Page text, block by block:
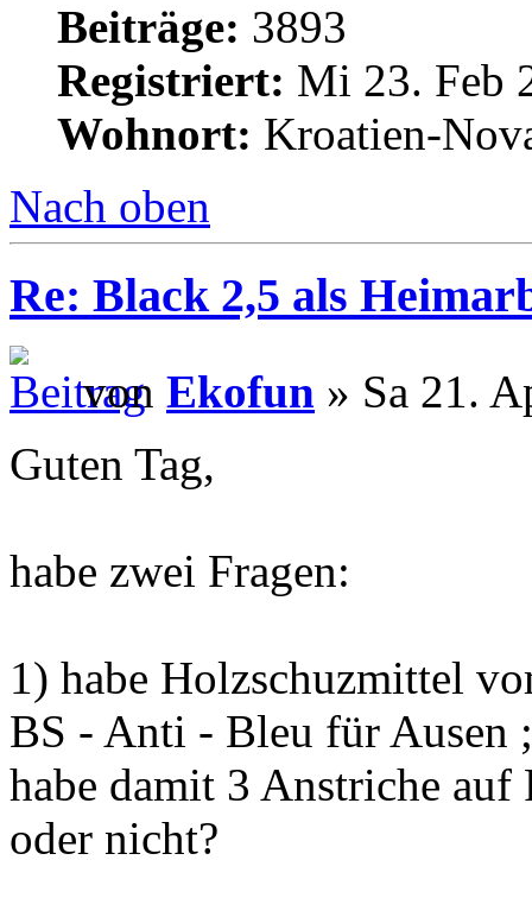
Beiträge: 3893
Registriert: Mi 23. Feb
Wohnort: Kroatien-
Nach oben
Re: Black 2,5 als
von Ekofun » Sa 21.
Guten Tag,
habe zwei Fragen:
1) habe Holzschuzmittel
BS - Anti - Bleu für Ausen
habe damit 3 Anstriche auf
oder nicht?